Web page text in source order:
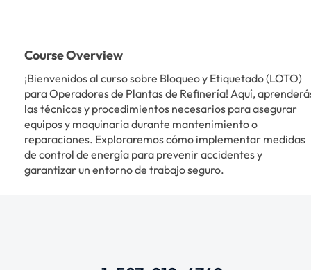
Course Overview
¡Bienvenidos al curso sobre Bloqueo y Etiquetado (LOTO)
para Operadores de Plantas de Refinería! Aquí,
las técnicas y procedimientos necesarios para asegurar
equipos y maquinaria durante mantenimiento o
reparaciones. Exploraremos cómo implementar medidas
de control de energía para prevenir accidentes y
garantizar un entorno de trabajo seguro.